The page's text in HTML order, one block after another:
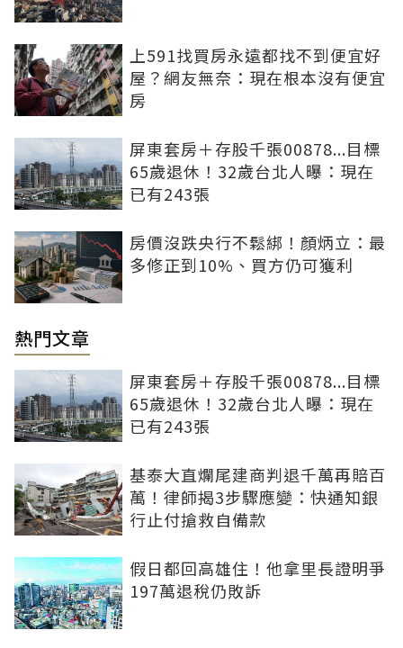
上591找買房永遠都找不到便宜好
屋？網友無奈：現在根本沒有便宜
房
屏東套房＋存股千張00878...目標
65歲退休！32歲台北人曝：現在
已有243張
房價沒跌央行不鬆綁！顏炳立：最
多修正到10%、買方仍可獲利
熱門文章
屏東套房＋存股千張00878...目標
65歲退休！32歲台北人曝：現在
已有243張
基泰大直爛尾建商判退千萬再賠百
萬！律師揭3步驟應變：快通知銀
行止付搶救自備款
假日都回高雄住！他拿里長證明爭
197萬退稅仍敗訴